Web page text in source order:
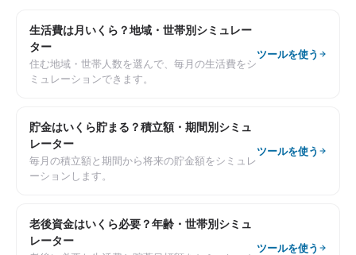
生活費は月いくら？地域・世帯別シミュレー
ター
住む地域・世帯人数を選んで、毎月の生活費をシ
ミュレーションできます。
ツールを使う
貯金はいくら貯まる？積立額・期間別シミュ
レーター
毎月の積立額と期間から将来の貯金額をシミュレ
ーションします。
ツールを使う
老後資金はいくら必要？年齢・世帯別シミュ
レーター
ツールを使う